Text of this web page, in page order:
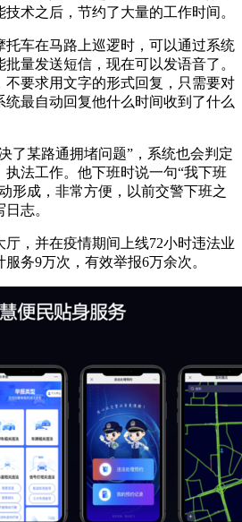
术之后，节约了大量的工作时间。
车在马路上巡逻时，可以通过系统
量发送短信，现在可以发语音了。
不要求用文字的形式回复，只需要对
最自动回复他什么时间收到了什么
某路通拥堵问题”，系统也会判定
法工作。他下班时说一句“我下班
形成，非常方便，以前交警下班之
志。
，并在疫情期间上线72小时违法业
务9万次，有效举报6万余次。